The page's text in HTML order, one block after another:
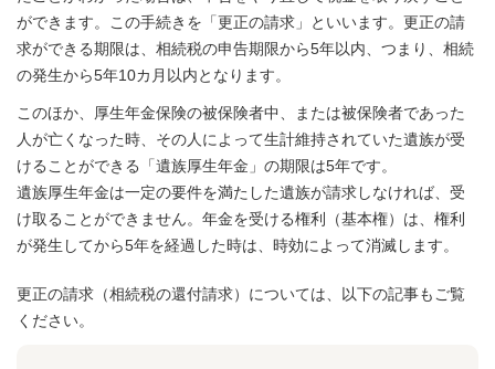
ができます。この手続きを「更正の請求」といいます。更正の請
求ができる期限は、相続税の申告期限から5年以内、つまり、相続
の発生から5年10カ月以内となります。
このほか、厚生年金保険の被保険者中、または被保険者であった
人が亡くなった時、その人によって生計維持されていた遺族が受
けることができる「遺族厚生年金」の期限は5年です。
遺族厚生年金は一定の要件を満たした遺族が請求しなければ、受
け取ることができません。年金を受ける権利（基本権）は、権利
が発生してから5年を経過した時は、時効によって消滅します。
更正の請求（相続税の還付請求）については、以下の記事もご覧
ください。